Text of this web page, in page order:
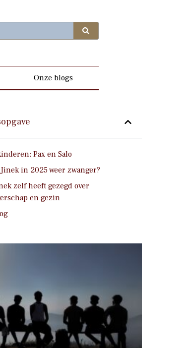
Onze blogs
Pax en Salo
in 2025 weer zwanger?
zelf heeft gezegd over
en gezin